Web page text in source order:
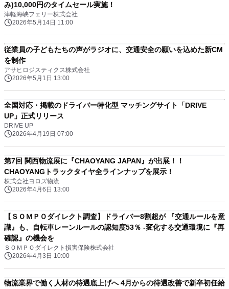
み)10,000円のタイムセール実施！
津軽海峡フェリー株式会社
2026年5月14日 11:00
従業員の子どもたちの声がラジオに、交通安全の願いを込めた新CM
を制作
アサヒロジスティクス株式会社
2026年5月1日 13:00
全国対応・掲載のドライバー特化型 マッチングサイト「DRIVE
UP」正式リリース
DRIVE UP
2026年4月19日 07:00
第7回 関西物流展に『CHAOYANG JAPAN』が出展！！
CHAOYANGトラックタイヤ全ラインナップを展示！
株式会社ヨロズ物流
2026年4月6日 13:00
【ＳＯＭＰＯダイレクト調査】ドライバー8割超が 『交通ルールを意
識』も、自転車レーンルールの認知度53％ -変化する交通環境に『再
確認』の機会を
ＳＯＭＰＯダイレクト損害保険株式会社
2026年4月3日 10:00
物流業界で働く人材の待遇底上げへ 4月からの待遇改善で新卒初任給